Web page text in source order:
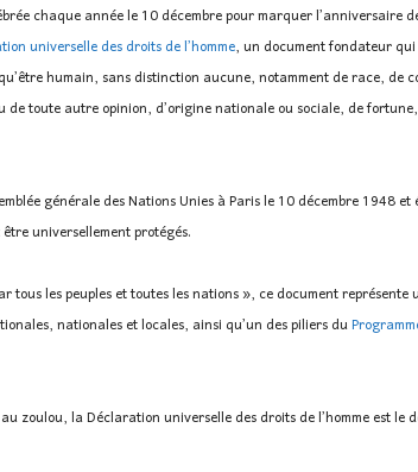
chaque année le 10 décembre pour marquer l’anniversaire
universelle des droits de l’homme, un document fondateur
humain, sans distinction aucune, notamment de race, de
toute autre opinion, d’origine nationale ou sociale, de
générale des Nations Unies à Paris le 10 décembre 1948
universellement protégés.
tous les peuples et toutes les nations », ce document
nationales et locales, ainsi qu’un des piliers du
zoulou, la Déclaration universelle des droits de l’homme est le